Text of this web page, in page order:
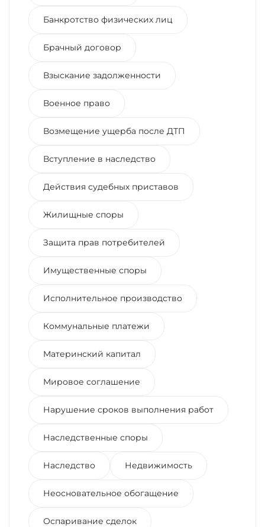
Банкротство физических лиц
Брачный договор
Взыскание задолженности
Военное право
Возмещение ущерба после ДТП
Вступление в наследство
Действия судебных приставов
Жилищные споры
Защита прав потребителей
Имущественные споры
Исполнительное производство
Коммунальные платежи
Материнский капитал
Мировое соглашение
Нарушение сроков выполнения работ
Наследственные споры
Наследство Недвижимость
Неосновательное обогащение
Оспаривание сделок